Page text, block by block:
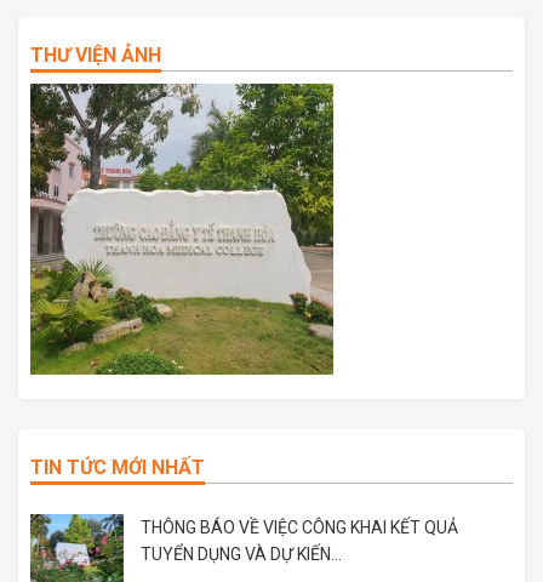
THƯ VIỆN ẢNH
TIN TỨC MỚI NHẤT
THÔNG BÁO VỀ VIỆC CÔNG KHAI KẾT QUẢ
TUYỂN DỤNG VÀ DỰ KIẾN...